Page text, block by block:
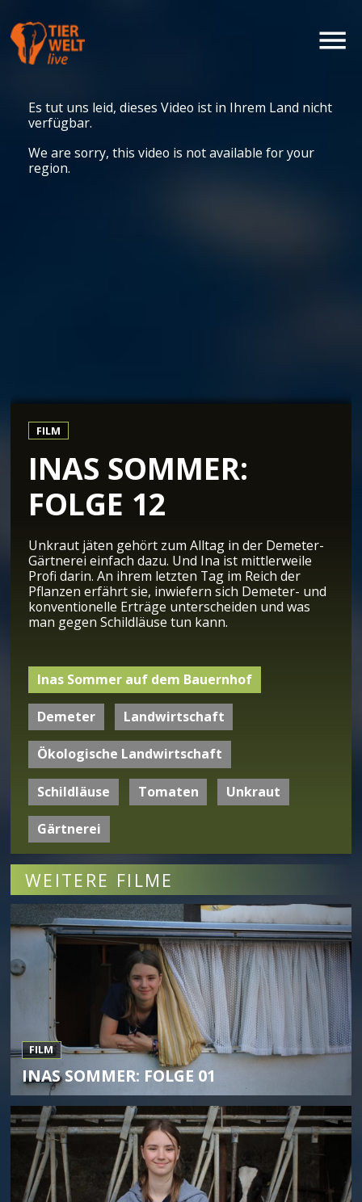
Es tut uns leid, dieses Video ist in Ihrem Land nicht
verfügbar.
We are sorry, this video is not available for your
region.
FILM
INAS SOMMER:
FOLGE 12
Unkraut jäten gehört zum Alltag in der Demeter-
Gärtnerei einfach dazu. Und Ina ist mittlerweile
Profi darin. An ihrem letzten Tag im Reich der
Pflanzen erfährt sie, inwiefern sich Demeter- und
konventionelle Erträge unterscheiden und was
man gegen Schildläuse tun kann.
Inas Sommer auf dem Bauernhof
Demeter Landwirtschaft
Ökologische Landwirtschaft
Schildläuse Tomaten Unkraut
Gärtnerei
WEITERE FILME
FILM
INAS SOMMER: FOLGE 01